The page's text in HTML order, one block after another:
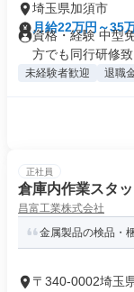
埼玉県加須市
月給22万円～35
資格・経験 中型
方でも同行研修致
未経験者歓迎 退職
正社員
倉庫内作業スタ
昌富工業株式会社
金属製品の検品・
〒340-0002埼玉